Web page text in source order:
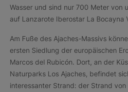
Wasser und sind nur 700 Meter von
auf Lanzarote Iberostar La Bocayna
Am Fuße des Ajaches-Massivs
ersten Siedlung der europäischen
Marcos del Rubicón. Dort, an der
Naturparks Los Ajaches, befindet
interessanter Strand: der Strand von